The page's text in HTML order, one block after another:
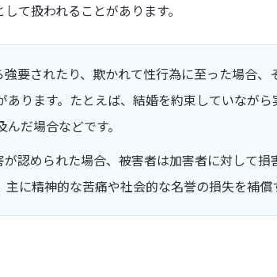
て扱われることがあります。
強要されたり、欺かれて性行為に至った場合、
あります。たとえば、結婚を約束していながら
だ場合などです。
が認められた場合、被害者は加害者に対して損
に精神的な苦痛や社会的な名誉の損失を補償